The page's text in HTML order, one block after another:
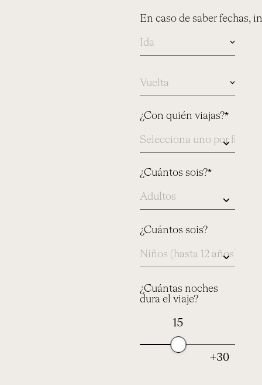
En caso de saber fechas,
caso
de
fechas,
aqui
¿Con quién viajas?*
¿Cuántos sois?*
¿Cuántos sois?
¿Cuántas noches
dura el viaje?
15
+30